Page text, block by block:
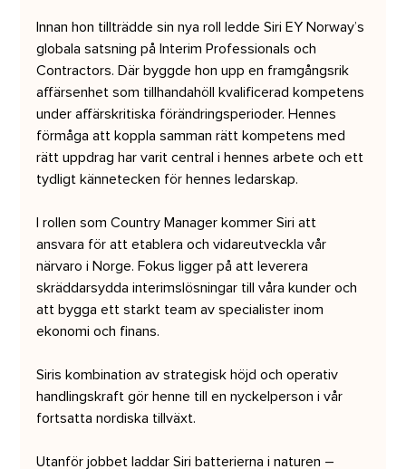
Innan hon tillträdde sin nya roll ledde Siri EY Norway’s
globala satsning på Interim Professionals och
Contractors. Där byggde hon upp en framgångsrik
affärsenhet som tillhandahöll kvalificerad kompetens
under affärskritiska förändringsperioder. Hennes
förmåga att koppla samman rätt kompetens med
rätt uppdrag har varit central i hennes arbete och ett
tydligt kännetecken för hennes ledarskap.
I rollen som Country Manager kommer Siri att
ansvara för att etablera och vidareutveckla vår
närvaro i Norge. Fokus ligger på att leverera
skräddarsydda interimslösningar till våra kunder och
att bygga ett starkt team av specialister inom
ekonomi och finans.
Siris kombination av strategisk höjd och operativ
handlingskraft gör henne till en nyckelperson i vår
fortsatta nordiska tillväxt.
Utanför jobbet laddar Siri batterierna i naturen –